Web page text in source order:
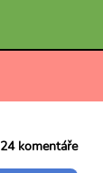
24 komentáře